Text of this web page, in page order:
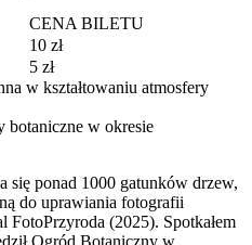
CENA BILETU
10 zł
5 zł
w kształtowaniu atmosfery
botaniczne w okresie
się ponad 1000 gatunków drzew,
do uprawiania fotografii
FotoPrzyroda (2025). Spotkałem
Ogród Botaniczny w